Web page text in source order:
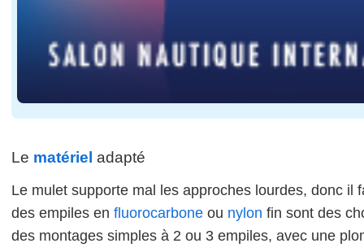
Le matériel adapté
Le mulet supporte mal les approches lourdes, donc
des empiles en fluorocarbone ou nylon fin sont des
des montages simples à 2 ou 3 empiles, avec une